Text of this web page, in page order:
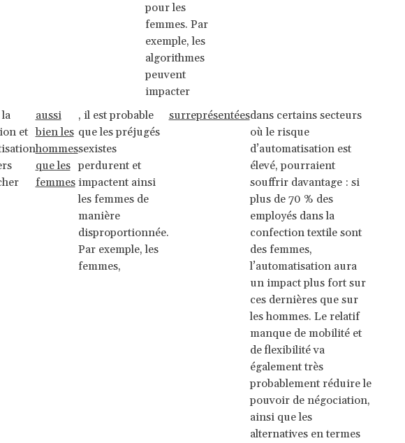
pour les
femmes. Par
exemple, les
algorithmes
peuvent
impacter
et
aussi
bien les
hommes
que les
femmes
, il est probable
que les préjugés
sexistes
perdurent et
impactent ainsi
les femmes de
manière
disproportionnée.
Par exemple, les
femmes,
surreprésentéesdans certains secteurs
où le risque
d’automatisation est
élevé, pourraient
souffrir davantage : si
plus de 70 % des
employés dans la
confection textile sont
des femmes,
l’automatisation aura
un impact plus fort sur
ces dernières que sur
les hommes. Le relatif
manque de mobilité et
de flexibilité va
également très
probablement réduire le
pouvoir de négociation,
ainsi que les
alternatives en termes